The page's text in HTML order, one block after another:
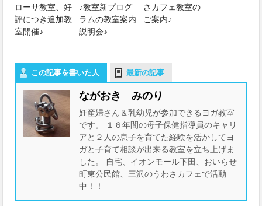
ローサ教室、好
評につき追加教
室開催♪
♪教室新プログ
ラムの教室案内
説明会♪
さカフェ教室の
ご案内♪
この記事を書いた人 最新の記事
ながおき みのり
妊産婦さん＆乳幼児が参加できるヨガ教室
です。 １６年間の母子保健指導員のキャリ
アと２人の息子を育てた経験を活かしてヨ
ガと子育て相談が出来る教室を立ち上げま
した。 自宅、イオンモール下田、おいらせ
町東公民館、三沢のうわさカフェで活動
中！！